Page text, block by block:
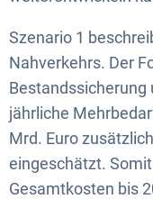
Szenario 1
Nahverkehrs. Der
Bestandssicherung
jährliche
Mrd. Euro
eingeschätzt.
Gesamtkosten bis